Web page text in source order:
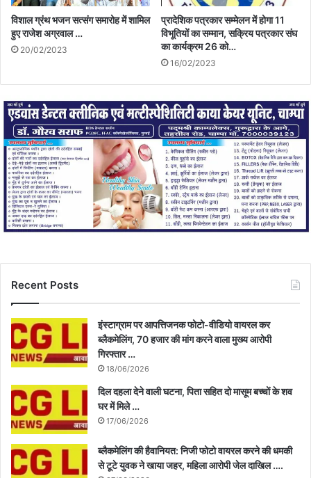
विशाल ग्रंथ भजन सत्संग समारोह में शामिल
हुए राजेश अग्रवाल …
20/02/2023
प्रादेशिक पत्रकार सम्मेलन में होगा 11
विभूतियों का सम्मान, सक्रिय पत्रकार संघ
का कार्यक्रम 26 को…
16/02/2023
Recent Posts
इंस्टाग्राम पर आपत्तिजनक फोटो-वीडियो वायरल कर
ब्लैकमेलिंग, 70 हजार की मांग करने वाला मुख्य आरोपी
गिरफ्तार …
18/06/2026
दिल दहला देने वाली घटना, पिता सहित दो मासूम बच्चों के शव
घर में मिले …
17/06/2026
ब्लैकमेलिंग की हैवानियत: निजी फोटो वायरल करने की धमकी
से टूटे युवक ने खाया जहर, महिला आरोपी जेल दाखिल ….